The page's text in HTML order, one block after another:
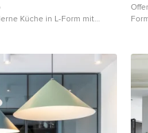
Küche in L-Form mit
Elektrogeräten mit
und Halbinsel in